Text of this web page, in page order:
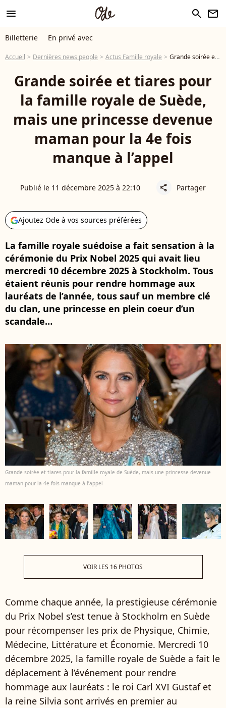
menu search newsletter
Billetterie En privé avec
Accueil Dernières news people Actus Famille royale Grande soirée et tiares pour la famille royale de Suède, mais une princesse devenue maman pour la 4e fois manque à l’appel
Grande soirée et tiares pour
la famille royale de Suède,
mais une princesse devenue
maman pour la 4e fois
manque à l’appel
Publié le 11 décembre 2025 à 22:10 share Partager
Ajoutez Ode à vos sources préférées
La famille royale suédoise a fait sensation à la
cérémonie du Prix Nobel 2025 qui avait lieu
mercredi 10 décembre 2025 à Stockholm. Tous
étaient réunis pour rendre hommage aux
lauréats de l’année, tous sauf un membre clé
du clan, une princesse en plein coeur d’un
scandale…
Grande soirée et tiares pour la famille royale de Suède, mais une princesse devenue
maman pour la 4e fois manque à l’appel
VOIR LES 16 PHOTOS
Comme chaque année, la prestigieuse cérémonie
du Prix Nobel s’est tenue à Stockholm en Suède
pour récompenser les prix de Physique, Chimie,
Médecine, Littérature et Économie. Mercredi 10
décembre 2025, la famille royale de Suède a fait le
déplacement à l’événement pour rendre
hommage aux lauréats : le roi Carl XVI Gustaf et
la reine Silvia sont arrivés en premier au